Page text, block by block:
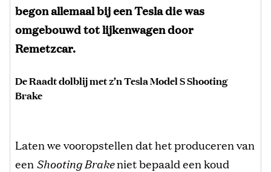
begon allemaal bij een Tesla die was
omgebouwd tot lijkenwagen door
Remetzcar.
De Raadt dolblij met z’n Tesla Model S Shooting
Brake
Laten we vooropstellen dat het produceren van
een Shooting Brakeniet bepaald een koud